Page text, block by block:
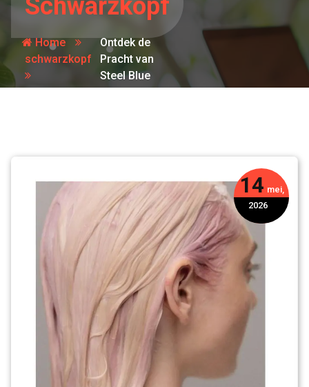
Schwarzkopf
Home
schwarzkopf
Ontdek de
Pracht van
Steel Blue
met
14 mei,
2026